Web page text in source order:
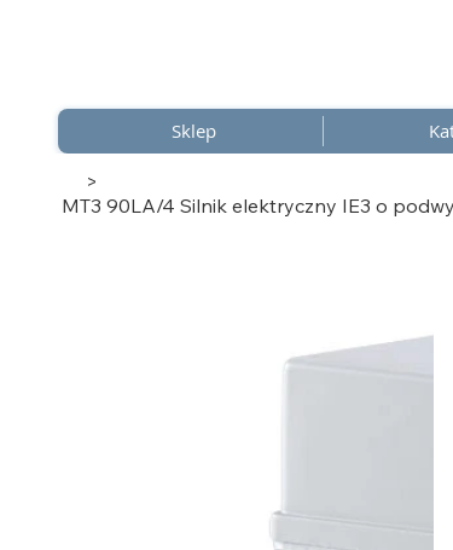
Sklep
>
MT3 90LA/4 Silnik elektryczny IE3 o